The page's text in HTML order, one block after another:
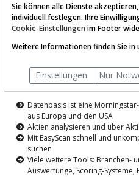
AKTIEN-
Die
TraderFox
Datenbasis ist eine
aus Europa und den USA
Aktien analysieren und über
Mit EasyScan schnell und
suchen
Viele weitere Tools: Branchen-
Auswertunge, Scoring-
Sie können alle Dienste
individuell festlegen. Ihre
Cookie-Einstellungen im Footer
Weitere Informationen finden Sie in
Einstellungen Nur